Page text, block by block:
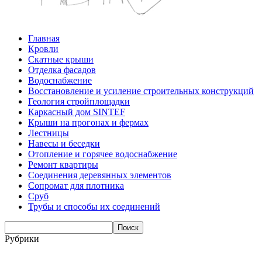
Главная
Кровли
Скатные крыши
Отделка фасадов
Водоснабжение
Восстановление и усиление строительных конструкций
Геология стройплощадки
Каркасный дом SINTEF
Крыши на прогонах и фермах
Лестницы
Навесы и беседки
Отопление и горячее водоснабжение
Ремонт квартиры
Соединения деревянных элементов
Сопромат для плотника
Сруб
Трубы и способы их соединений
Рубрики